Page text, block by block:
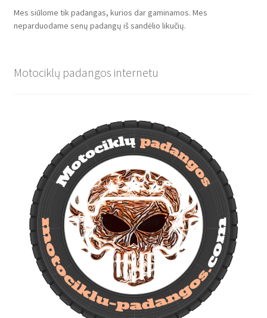
Mes siūlome tik padangas, kurios dar gaminamos. Mes
neparduodame senų padangų iš sandėlio likučių.
Motociklų padangos internetu